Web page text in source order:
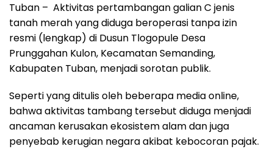
Tuban – Aktivitas pertambangan galian C jenis
tanah merah yang diduga beroperasi tanpa izin
resmi (lengkap) di Dusun Tlogopule Desa
Prunggahan Kulon, Kecamatan Semanding,
Kabupaten Tuban, menjadi sorotan publik.
Seperti yang ditulis oleh beberapa media online,
bahwa aktivitas tambang tersebut diduga menjadi
ancaman kerusakan ekosistem alam dan juga
penyebab kerugian negara akibat kebocoran pajak.